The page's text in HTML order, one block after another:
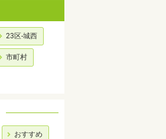
23区-城西
市町村
おすすめ